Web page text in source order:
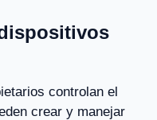
controlan el
crear y manejar